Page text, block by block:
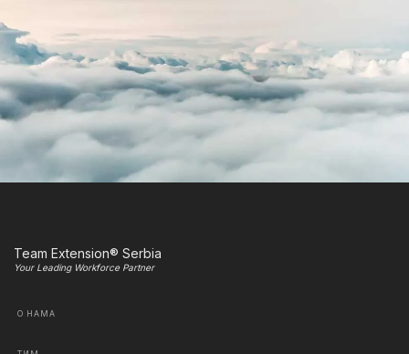
Team Extension® Serbia
Your Leading Workforce Partner
О НАМА